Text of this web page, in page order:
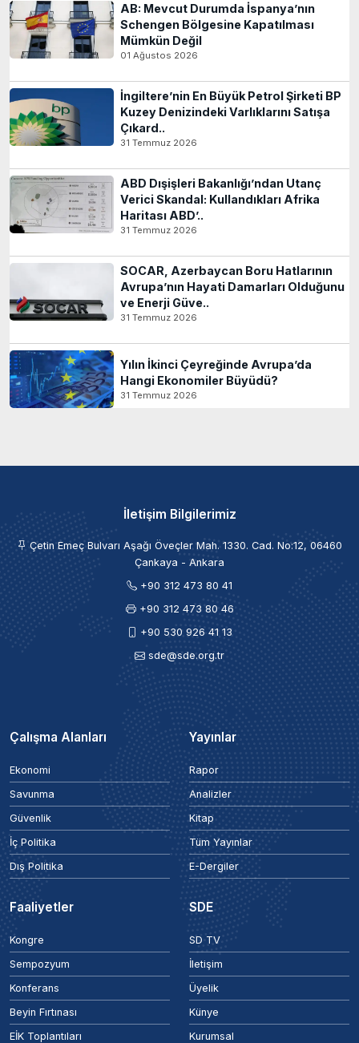
AB: Mevcut Durumda İspanya’nın
Schengen Bölgesine Kapatılması
Mümkün Değil
01 Ağustos 2026
İngiltere’nin En Büyük Petrol Şirketi BP
Kuzey Denizindeki Varlıklarını Satışa
Çıkard..
31 Temmuz 2026
ABD Dışişleri Bakanlığı’ndan Utanç
Verici Skandal: Kullandıkları Afrika
Haritası ABD’..
31 Temmuz 2026
SOCAR, Azerbaycan Boru Hatlarının
Avrupa’nın Hayati Damarları Olduğunu
ve Enerji Güve..
31 Temmuz 2026
Yılın İkinci Çeyreğinde Avrupa’da
Hangi Ekonomiler Büyüdü?
31 Temmuz 2026
İletişim Bilgilerimiz
Çetin Emeç Bulvarı Aşağı Öveçler Mah. 1330. Cad. No:12, 06460
Çankaya - Ankara
+90 312 473 80 41
+90 312 473 80 46
+90 530 926 41 13
sde@sde.org.tr
Çalışma Alanları
Ekonomi
Savunma
Güvenlik
İç Politika
Dış Politika
Yayınlar
Rapor
Analizler
Kitap
Tüm Yayınlar
E-Dergiler
Faaliyetler
Kongre
Sempozyum
Konferans
Beyin Fırtınası
EİK Toplantıları
SDE
SD TV
İletişim
Üyelik
Künye
Kurumsal